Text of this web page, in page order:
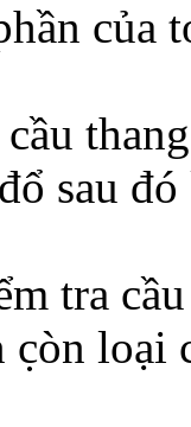
của
sau
tra
loại